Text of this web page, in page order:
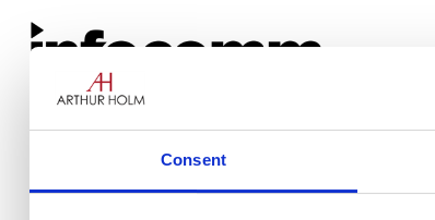
Consent
Mireu, escolteu i experimenteu algunes de les
olutions dels principals actors globals del sector